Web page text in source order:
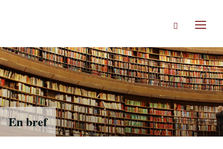
Search
En bref